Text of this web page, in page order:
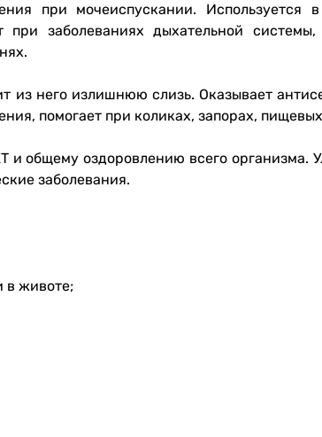
при мочеиспускании. Используется
заболеваниях дыхательной
из него излишнюю слизь. Оказывает
помогает при коликах, запорах,
общему оздоровлению всего организма.
заболевания.
в животе;